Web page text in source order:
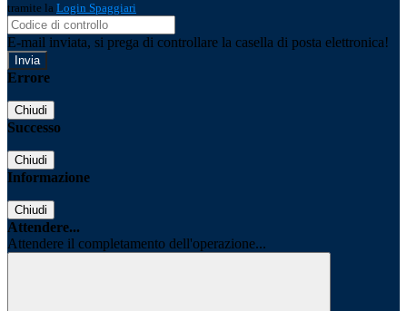
tramite la Login Spaggiari
E-mail inviata, si prega di controllare la casella di posta elettronica!
Errore
Chiudi
Successo
Chiudi
Informazione
Chiudi
Attendere...
Attendere il completamento dell'operazione...